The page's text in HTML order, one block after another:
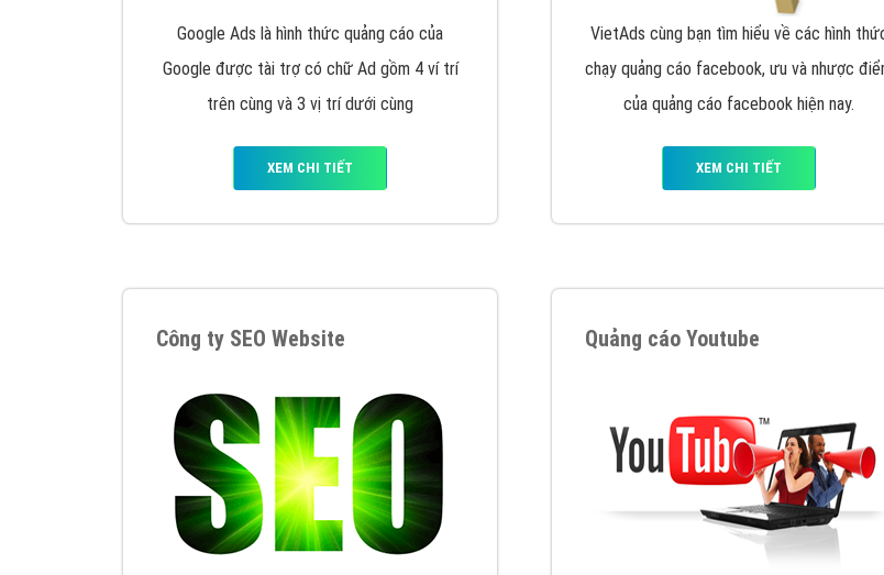
Quảng cáo trên Google
Google Ads là hình thức quảng cáo của
Google được tài trợ có chữ Ad gồm 4 ví trí
trên cùng và 3 vị trí dưới cùng
XEM CHI TIẾT
Quảng cáo trên Facebook
chạy quảng cáo facebook, ưu và nhược điểm
của quảng cáo facebook hiện nay.
XEM CHI TIẾT